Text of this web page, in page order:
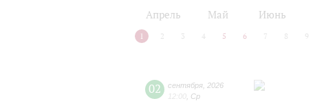
Апрель Май Июнь
1 2 3 4 5 6 7 8 9
02 сентября 2026
12:00 Ср